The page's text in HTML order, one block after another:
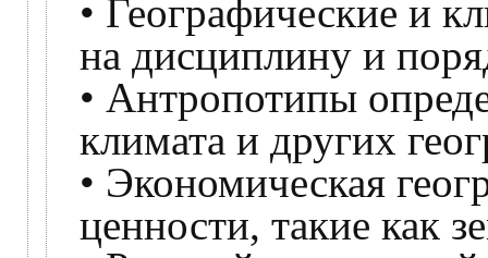
• Географические и
на дисциплину и
• Антропотипы
климата и других
• Экономическая
ценности, такие как